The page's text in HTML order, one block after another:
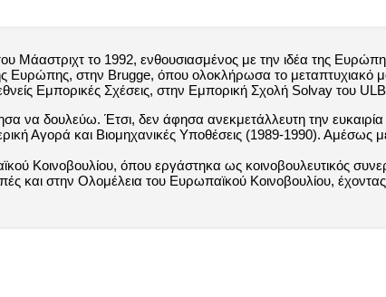
Μάαστριχτ το 1992, ενθουσιασμένος με την ιδέα της
Ευρώπης, στην Brugge, όπου ολοκλήρωσα το
Εμπορικές Σχέσεις, στην Εμπορική Σχολή Solvay του
να δουλεύω. Έτσι, δεν άφησα ανεκμετάλλευτη την
Αγορά και Βιομηχανικές Υποθέσεις (1989-1990). Αμέσως
Κοινοβουλίου, όπου εργάστηκα ως κοινοβουλευτικός
και στην Ολομέλεια του Ευρωπαϊκού Κοινοβουλίου,